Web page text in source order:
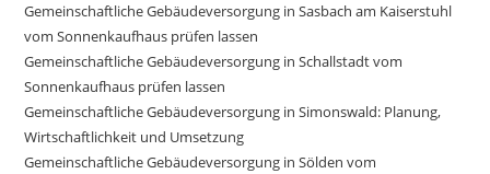
Gemeinschaftliche Gebäudeversorgung in Sasbach am Kaiserstuhl
vom Sonnenkaufhaus prüfen lassen
Gemeinschaftliche Gebäudeversorgung in Schallstadt vom
Sonnenkaufhaus prüfen lassen
Gemeinschaftliche Gebäudeversorgung in Simonswald: Planung,
Wirtschaftlichkeit und Umsetzung
Gemeinschaftliche Gebäudeversorgung in Sölden vom